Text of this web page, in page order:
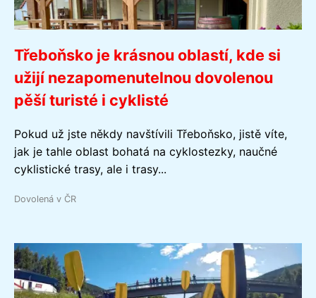
Třeboňsko je krásnou oblastí, kde si
užijí nezapomenutelnou dovolenou
pěší turisté i cyklisté
Pokud už jste někdy navštívili Třeboňsko, jistě víte,
jak je tahle oblast bohatá na cyklostezky, naučné
cyklistické trasy, ale i trasy...
Dovolená v ČR